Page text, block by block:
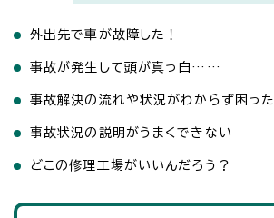
外出先で車が故障した！
事故が発生して頭が真っ白……
事故解決の流れや状況がわからず困った
事故状況の説明がうまくできない
どこの修理工場がいいんだろう？